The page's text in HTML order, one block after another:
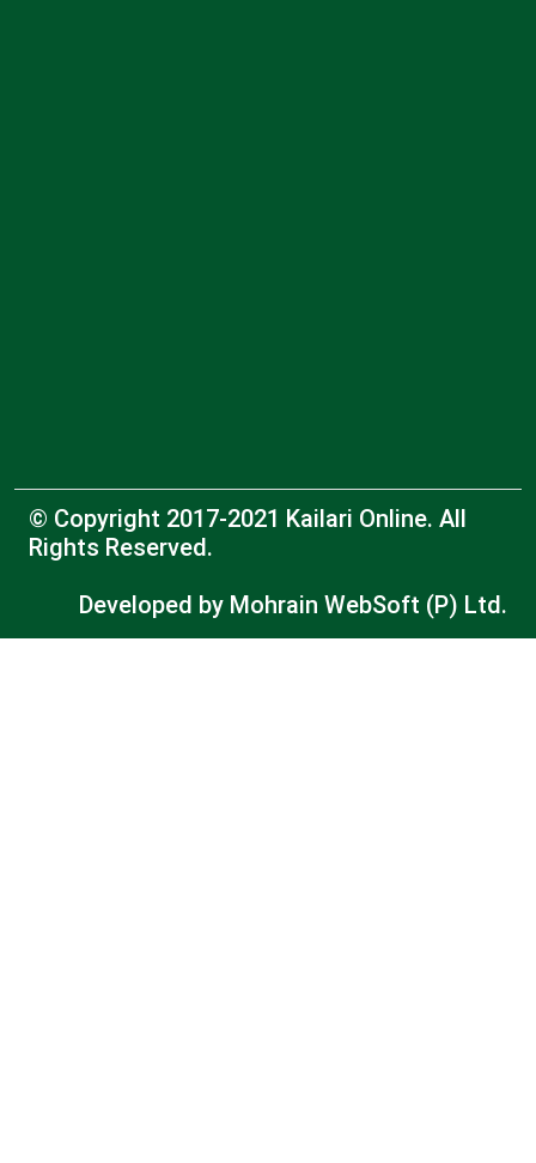
© Copyright 2017-2021 Kailari Online. All
Rights Reserved.
Developed by Mohrain WebSoft (P) Ltd.